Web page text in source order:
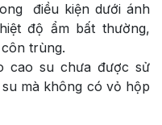
điều kiện dưới ánh
độ ẩm bất thường,
trùng.
cao su chưa được sử
mà không có vỏ hộp